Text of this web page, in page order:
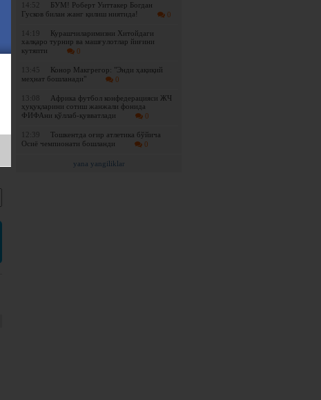
14:52
БУМ! Роберт Уиттакер Богдан
Гусков билан жанг қилиш ниятида!
0
14:19
Курашчиларимизни Хитойдаги
халқаро турнир ва машғулотлар йиғини
кутяпти
0
13:45
Конор Макгрегор: "Энди ҳақиқий
меҳнат бошланади"
0
13:08
Африка футбол конфедерацияси ЖЧ
ҳуқуқларини сотиш жанжали фонида
ФИФАни қўллаб-қувватлади
0
12:39
Тошкентда оғир атлетика бўйича
Осиё чемпионати бошланди
0
yana yangiliklar